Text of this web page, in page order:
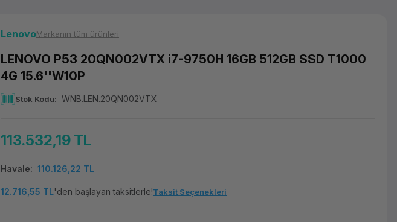
LenovoMarkanın tüm ürünleri
LENOVO P53 20QN002VTX i7-9750H 16GB 512GB SSD T1000
4G 15.6''W10P
Stok Kodu WNB.LEN.20QN002VTX
113.532,19 TL
Havale 110.126,22 TL
12.716,55 TL'den başlayan taksitlerle!Taksit Seçenekleri